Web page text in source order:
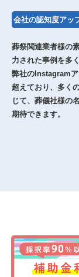
会社の認知度アッ
葬祭関連業者様の
力された事例を多
弊社のInstagram
超えており、多く
じて、葬儀社様の
期待できます。